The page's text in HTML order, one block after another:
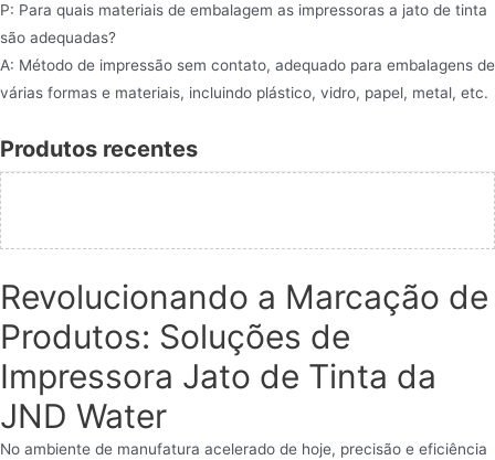
P: Para quais materiais de embalagem as impressoras a jato de tinta
são adequadas?
A: Método de impressão sem contato, adequado para embalagens de
várias formas e materiais, incluindo plástico, vidro, papel, metal, etc.
Produtos recentes
Revolucionando a Marcação de
Produtos: Soluções de
Impressora Jato de Tinta da
JND Water
No ambiente de manufatura acelerado de hoje, precisão e eficiência